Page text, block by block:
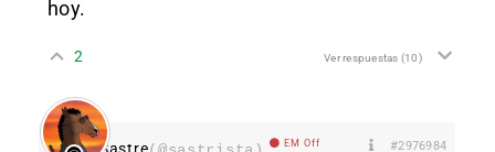
hoy.
2 Ver respuestas (10)
Sastre EM Off #2976984